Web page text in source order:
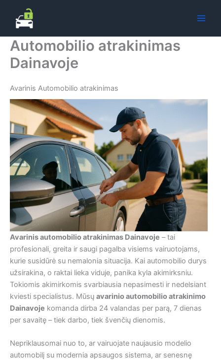
turinio
Automobilio atrakinimas
Dainavoje
Avarinis Automobilio atrakinimas
Avarinis automobilio atrakinimas Dainavoje – tai
profesionali, greita ir saugi pagalba visiems vairuotojams,
kurie susidūrė su nemalonia situacija. Kai automobilio durys
užsirakina, o raktai lieka viduje, panika kyla akimirksniu.
Tokiomis akimirkomis svarbiausia nepasimesti ir nedelsiant
kviesti specialistus. Mūsų avarinio automobilio atrakinimo
Dainavoje komanda dirba 24 valandas per parą, 7 dienas
per savaitę – tiek darbo, tiek švenčių dienomis.
Nepriklausomai nuo to, ar vairuojate naujausio modelio
automobilį su modernia apsaugos sistema, ar senesnę